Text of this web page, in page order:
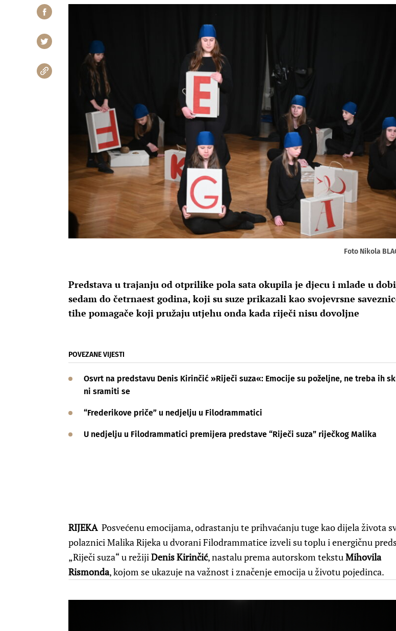
Foto Nikola
Predstava u trajanju od otprilike pola sata okupila je djecu i mlade u
sedam do četrnaest godina, koji su suze prikazali kao svojevrsne
tihe pomagače koji pružaju utjehu onda kada riječi nisu dovoljne
POVEZANE VIJESTI
Osvrt na predstavu Denis Kirinčić »Riječi suza«: Emocije su poželjne, ne treba ih
ni sramiti se
“Frederikove priče” u nedjelju u Filodrammatici
U nedjelju u Filodrammatici premijera predstave “Riječi suza” riječkog Malika
RIJEKAPosvećenu emocijama, odrastanju te prihvaćanju tuge kao dijela života
polaznici Malika Rijeka u dvorani Filodrammatice izveli su toplu i energičnu
„Riječi suza“ u režijiDenis Kirinčić, nastalu prema autorskom tekstuMihovila
Rismonda, kojom se ukazuje na važnost i značenje emocija u životu pojedinca.